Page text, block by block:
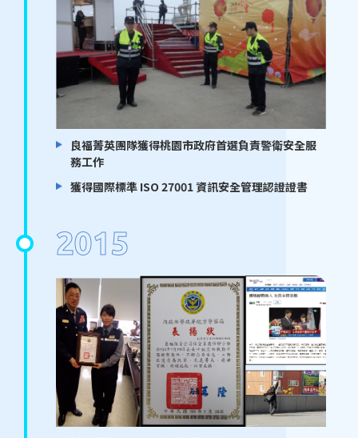
良福菁英團隊獲得桃園市政府首選負責警衛安全服
務工作
獲得國際標準 ISO 27001 資訊安全管理認證證書
2015